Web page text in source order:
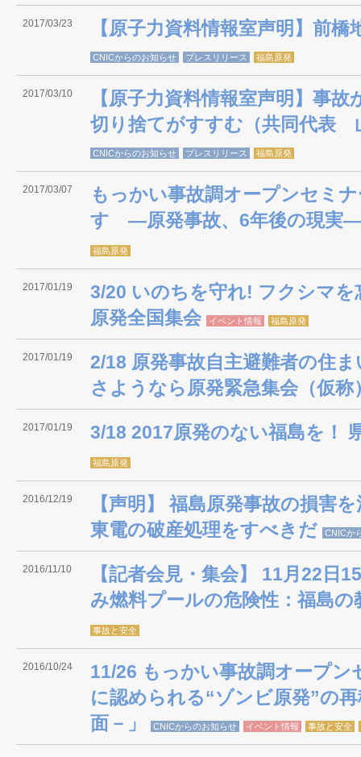
2017/03/23 【原子力資料情報室声明】前
CNICからのお知らせ プレスリリース 福島原発
2017/03/10
【原子力資料情報室声明】事
切り捨てがすすむ（共同代表
CNICからのお知らせ プレスリリース 福島原発
2017/03/07
もっかい事故調オープンセミ
す ―原発事故、6年後の現実
福島原発
2017/01/19
3/20 いのちを守れ! フクシマ
原発全国集会
イベント情報 福島原発
2017/01/19
2/18 原発事故自主避難者の住
さようなら原発緊急集会（仮称
2017/01/19 3/18 2017原発のない福島を！
福島原発
2016/12/19
【声明】 福島原発事故の損害
東電の破産処理をすべきだ
CNICか
2016/11/10
【記者会見・集会】 11月22日
み燃料プールの危険性：福島の
事故と安全
2016/10/24
11/26 もっかい事故調オープン
に認められる“ゾンビ原発”の
面－」
CNICからのお知らせ イベント情報 事故と安全